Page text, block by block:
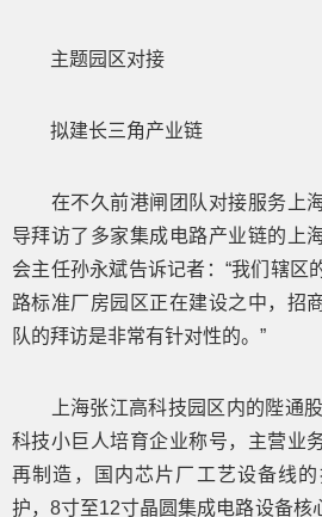
主题园区对接
拟建长三角产业链
在不久前港闸团队对接服务上海
导拜访了多家集成电路产业链的上
会主任孙永斌告诉记者：“我们辖区
路标准厂房园区正在建设之中，招
队的拜访是非常有针对性的。”
上海张江高科技园区内的陛通股
科技小巨人培育企业称号，主营业
再制造，国内芯片厂工艺设备线
护，8寸至12寸晶圆集成电路设备核